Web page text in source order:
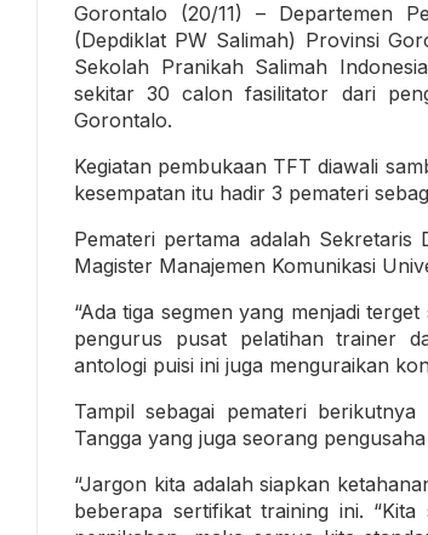
Gorontalo (20/11) – Departemen
(Depdiklat PW Salimah) Provinsi
Sekolah Pranikah Salimah
sekitar 30 calon fasilitator dari
Gorontalo.
Kegiatan pembukaan TFT diawali
kesempatan itu hadir 3 pemateri
Pemateri pertama adalah Sekretaris
Magister Manajemen Komunikasi
“Ada tiga segmen yang menjadi
pengurus pusat pelatihan trainer
antologi puisi ini juga menguraikan
Tampil sebagai pemateri
Tangga yang juga seorang
“Jargon kita adalah siapkan
beberapa sertifikat training ini.